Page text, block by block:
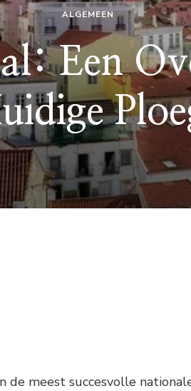
ALGEMEEN
Een
de meest succesvolle